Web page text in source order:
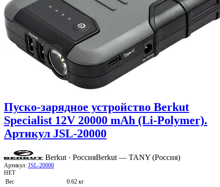
Пуско-зарядное устройство Berkut
Specialist 12V 20000 mAh (Li-Polymer).
Артикул JSL-20000
Berkut · РоссияBerkut — TANY (Россия)
Артикул: JSL-20000
НЕТ
Вес
0.62 кг